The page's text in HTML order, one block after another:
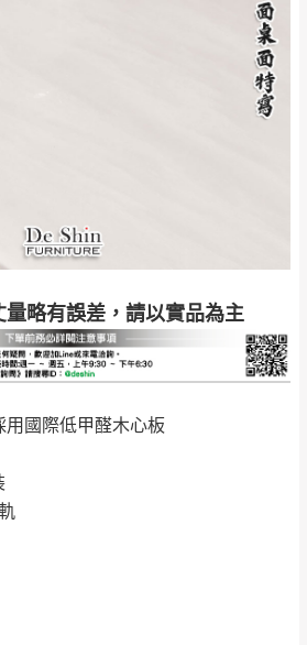
略有誤差，請以實品為主
國際低甲醛木心板
卓蘭鎮、三灣、通
霄山區、西湖、泰
安鄉、大湖鄉、頭
送貨日當天以電話聯絡確認
區固定每周(三)、(日)兩天收送貨
化、南投、雲林、嘉義、台南、高
、台東、金門、馬祖、澎湖地區
→
配送較為不易，故暫無法配送
另行寄出，另外約加上2~7個
國定假日將順延寄送。
，我們將為您更換新品，運費
，所有退回及換貨之商品必須
完整包裝，床墊、床包、枕頭
及所有附隨文件或資料之完整
上述方式處理，恕無法接受退
螢幕選購商品，可能會因個人
定色差或解析度等因素， 與實
、質感稍有不同，如因此而需